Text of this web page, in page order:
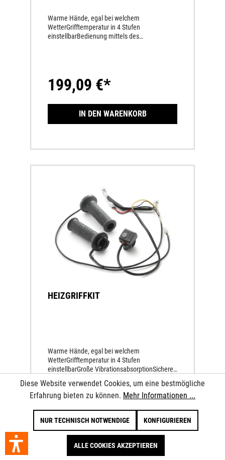
Warme Hände, egal bei welchem
WetterGrifftemperatur in 4 Stufen
einstellbarBedienung mittels des
199,09 €*
IN DEN WARENKORB
HEIZGRIFFKIT
Warme Hände, egal bei welchem
WetterGrifftemperatur in 4 Stufen
einstellbarGroße VibrationsabsorptionSicherer
Verschleißfestigkeit und HaltbarkeitErhöhte
Tasten für die Verwendung mit
199,09 €*
IN DEN WARENKORB
Diese Website verwendet Cookies, um eine bestmögliche
Erfahrung bieten zu können. Mehr Informationen ...
NUR TECHNISCH NOTWENDIGE KONFIGURIEREN
ALLE COOKIES AKZEPTIEREN